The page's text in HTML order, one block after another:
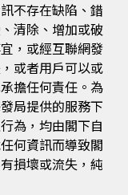
不存在缺陷、錯
清除、增加或破
，或經互聯網發
或者用戶可以或
擔任何責任。為
局提供的服務下
為，均由閣下自
何資訊而導致閣
損壞或流失，純